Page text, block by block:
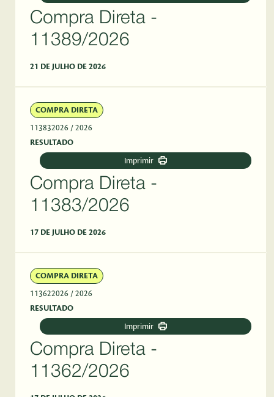
Compra Direta -
11389/2026
21 DE JULHO DE 2026
COMPRA DIRETA
113832026 / 2026
RESULTADO
Imprimir
Compra Direta -
11383/2026
17 DE JULHO DE 2026
COMPRA DIRETA
113622026 / 2026
RESULTADO
Imprimir
Compra Direta -
11362/2026